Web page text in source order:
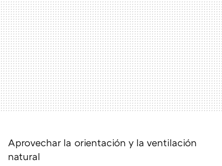
Aprovechar la orientación y la ventilación
natural